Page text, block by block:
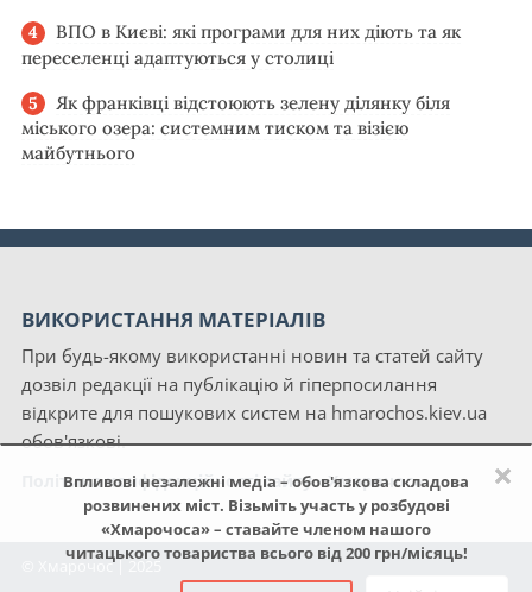
×
Впливові незалежні медіа – обов'язкова складова
розвинених міст. Візьміть участь у розбудові
«Хмарочоса» – ставайте членом нашого
читацького товариства всього від 200 грн/місяць!
ВПО в Києві: які програми для них діють та як
переселенці адаптуються у столиці
Як франківці відстоюють зелену ділянку біля
міського озера: системним тиском та візією
майбутнього
ВИКОРИСТАННЯ МАТЕРІАЛІВ
При будь-якому використанні новин та статей сайту
дозвіл редакції на публікацію й гіперпосилання
відкрите для пошукових систем на hmarochos.kiev.ua
обов'язкові.
Політика конфіденційності сайту «Хмарочос»
© Хмарочос | 2025